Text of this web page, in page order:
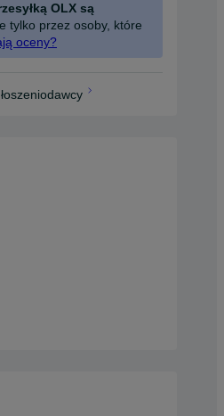
OLX są
tylko przez osoby, które
oceny?